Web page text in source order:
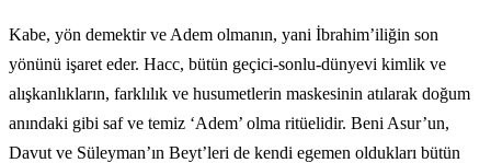
Kabe, yön demektir ve Adem olmanın, yani İbrahim’iliğin son
yönünü işaret eder. Hacc, bütün geçici-sonlu-dünyevi kimlik ve
alışkanlıkların, farklılık ve husumetlerin maskesinin atılarak doğum
anındaki gibi saf ve temiz ‘Adem’ olma ritüelidir. Beni Asur’un,
Davut ve Süleyman’ın Beyt’leri de kendi egemen oldukları bütün